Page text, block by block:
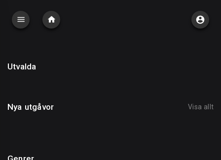
Utvalda
Nya utgåvor Visa allt